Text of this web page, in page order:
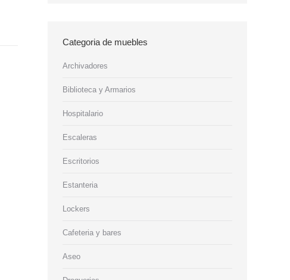
Categoria de muebles
Archivadores
Biblioteca y Armarios
Hospitalario
Escaleras
Escritorios
Estanteria
Lockers
Cafeteria y bares
Aseo